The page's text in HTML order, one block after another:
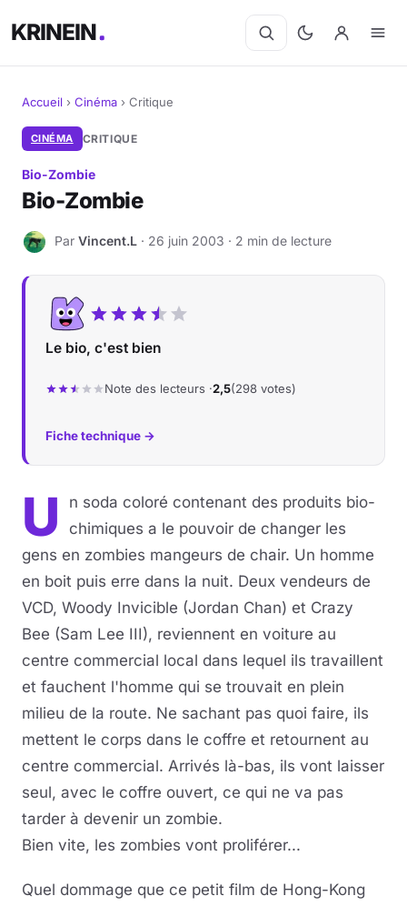
KRINEIN
Cinéma
Séries
Livres
Jeux vidéo
Musique
Sciences & Tech
Forum
Accueil › Cinéma › Critique
CINÉMA CRITIQUE
Bio-Zombie
Bio-Zombie
V Par Vincent.L · 26 juin 2003 · 2 min de lecture
Le bio, c'est bien
Note des lecteurs ·2,5(298 votes)
Fiche technique →
U
n soda coloré contenant des produits bio-
chimiques a le pouvoir de changer les
gens en zombies mangeurs de chair. Un homme
en boit puis erre dans la nuit. Deux vendeurs de
VCD, Woody Invicible (Jordan Chan) et Crazy
Bee (Sam Lee III), reviennent en voiture au
centre commercial local dans lequel ils travaillent
et fauchent l'homme qui se trouvait en plein
milieu de la route. Ne sachant pas quoi faire, ils
mettent le corps dans le coffre et retournent au
centre commercial. Arrivés là-bas, ils vont laisser
seul, avec le coffre ouvert, ce qui ne va pas
tarder à devenir un zombie.
Bien vite, les zombies vont proliférer...
Quel dommage que ce petit film de Hong-Kong